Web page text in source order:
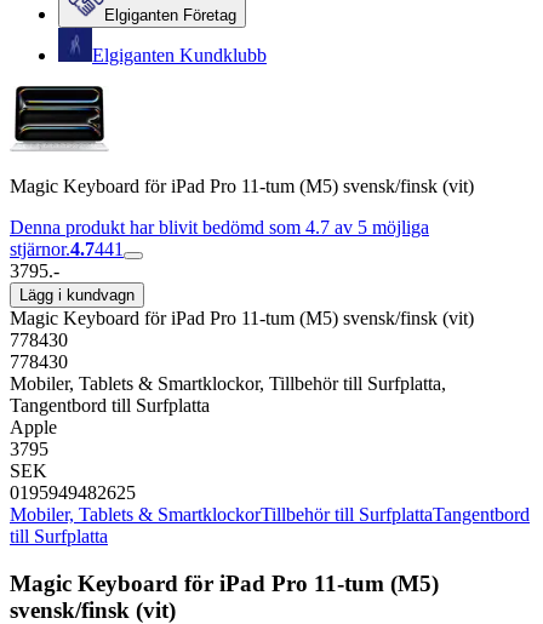
Elgiganten Företag
Elgiganten Kundklubb
Magic Keyboard för iPad Pro 11-tum (M5) svensk/finsk (vit)
Denna produkt har blivit bedömd som 4.7 av 5 möjliga
stjärnor.4.7441
3795.-
Lägg i kundvagn
Magic Keyboard för iPad Pro 11-tum (M5) svensk/finsk (vit)
778430
778430
Mobiler, Tablets & Smartklockor, Tillbehör till Surfplatta,
Tangentbord till Surfplatta
Apple
3795
SEK
0195949482625
Mobiler, Tablets & SmartklockorTillbehör till SurfplattaTangentbord
till Surfplatta
Magic Keyboard för iPad Pro 11-tum (M5)
svensk/finsk (vit)